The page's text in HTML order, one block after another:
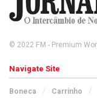
© 2022 FM - Premium
Navigate Site
Boneca Carrinho